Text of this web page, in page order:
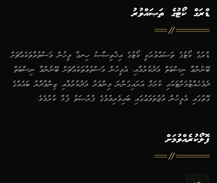
ޑްރަގް ކޯޓުގެ ތަޞައްވުރު
ޑްރަގް ކޯޓުގެ ތަޞައްވުރަކީ ކޯޓުގެ އިޚްތިޞާޞު ހިނގާ މީހުން މަސްތުވާތަކެއްޗަށް
ބޭނުންވާ ނިސްބަތް މަދުކުރުމާއި، އެމީހުން މަސްތުވާތަކެއްޗަށް ބޭނުންވާ ނިސްބަތް
ދެމެހެއްޓުމަށްޓަކައި ކުށަށް އަރައިގަންނަ މިންވަރު މަދުކުރުމާއި ޒިންމާދާރު ބައެއްގެ
ގޮތުގައި އެމީހުން މުޖުތަމަޢުގައި ބައިވެރިވުމުގެ ފުރުޞަތު ފުޅާ ކުރުމެވެ.
ފޮލޯކުރެއްވުމަށް